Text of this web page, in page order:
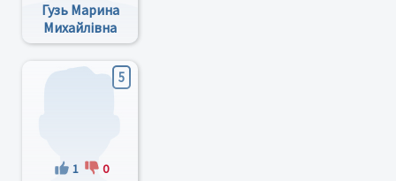
Гузь Марина
Михайлівна
5
1 0